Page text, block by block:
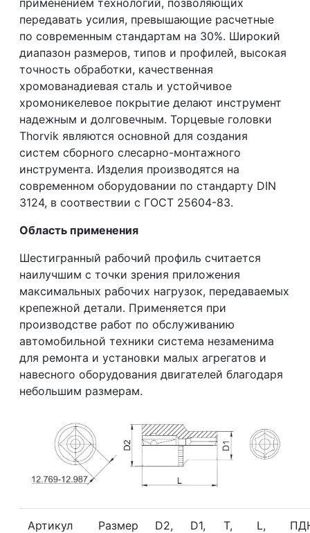
передавать усилия, превышающие расчетные
по современным стандартам на 30%. Широкий
диапазон размеров, типов и профилей, высокая
точность обработки, качественная
хромованадиевая сталь и устойчивое
хромоникелевое покрытие делают инструмент
надежным и долговечным. Торцевые головки
Thorvik являются основной для создания
систем сборного слесарно-монтажного
инструмента. Изделия производятся на
современном оборудовании по стандарту DIN
3124, в соотвествии с ГОСТ 25604-83.
Область применения
Шестигранный рабочий профиль считается
наилучшим с точки зрения приложения
максимальных рабочих нагрузок, передаваемых
крепежной детали. Применяется при
производстве работ по обслуживанию
автомобильной техники система незаменима
для ремонта и установки малых агрегатов и
навесного оборудования двигателей благодаря
небольшим размерам.
Артикул Размер
D2,
D1,
T,
L,